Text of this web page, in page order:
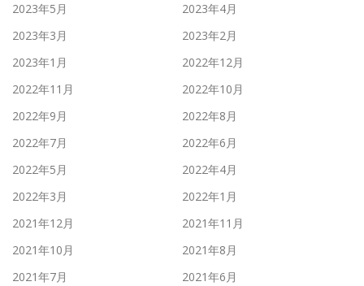
2023年5月
2023年4月
2023年3月
2023年2月
2023年1月
2022年12月
2022年11月
2022年10月
2022年9月
2022年8月
2022年7月
2022年6月
2022年5月
2022年4月
2022年3月
2022年1月
2021年12月
2021年11月
2021年10月
2021年8月
2021年7月
2021年6月